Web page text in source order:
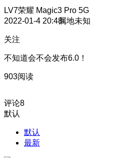
LV7荣耀 Magic3 Pro 5G
2022-01-4 20:48属地未知
关注
不知道会不会发布6.0！
903阅读
评论8
默认
默认
最新